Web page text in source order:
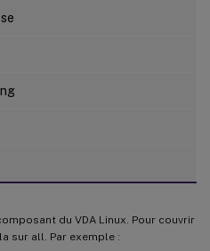
du VDA Linux. Pour couvrir
sur all. Par exemple :